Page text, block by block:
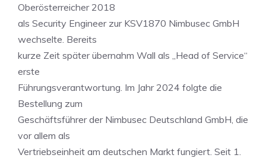
Oberösterreicher 2018
als Security Engineer zur KSV1870 Nimbusec GmbH
wechselte. Bereits
kurze Zeit später übernahm Wall als „Head of Service“
erste
Führungsverantwortung. Im Jahr 2024 folgte die
Bestellung zum
Geschäftsführer der Nimbusec Deutschland GmbH, die
vor allem als
Vertriebseinheit am deutschen Markt fungiert. Seit 1.